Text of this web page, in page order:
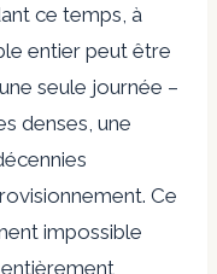
ce temps, à
entier peut être
seule journée –
denses, une
Ce
impossible
entièrement